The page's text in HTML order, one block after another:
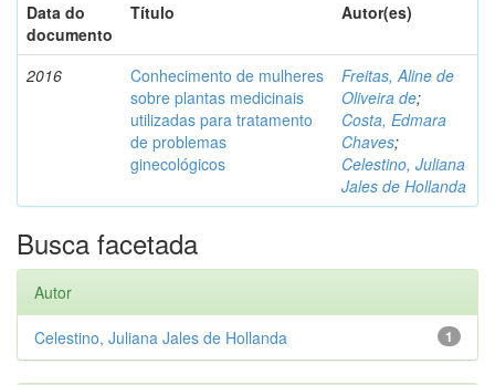
Data do
documento
Título Autor(es)
2016
Conhecimento de mulheres
sobre plantas medicinais
utilizadas para tratamento
de problemas
ginecológicos
Freitas, Aline de
Oliveira de;
Costa, Edmara
Chaves;
Celestino, Juliana
Jales de Hollanda
Busca facetada
Autor
1
Celestino, Juliana Jales de Hollanda